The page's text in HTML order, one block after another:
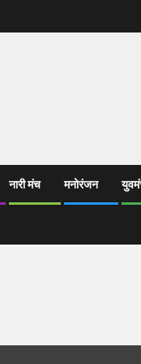
नारी मंच मनोरंजन